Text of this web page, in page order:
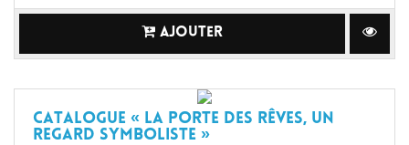
AJOUTER
Catalogue « La Porte des rêves, un
regard symboliste »